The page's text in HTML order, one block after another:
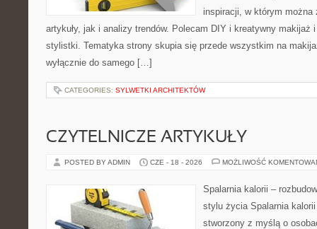
inspiracji, w którym
artykuły, jak i analizy trendów. Polecam DIY i kreatywny makijaż
stylistki. Tematyka strony skupia się przede wszystkim na
wyłącznie do samego […]
CATEGORIES: SYLWETKI ARCHITEKTÓW
CZYTELNICZE ARTYKUŁY
POSTED BY ADMIN CZE - 18 - 2026 MOŻLIWOŚĆ
Spalarnia kalorii –
stylu życia Spalarnia
stworzony z myślą o